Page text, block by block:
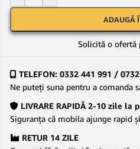
ADAUGĂ
Solicită o ofertă
TELEFON: 0332 441 991 /
Ne puteţi suna pentru a comanda
LIVRARE RAPIDĂ 2-10 zile la
Siguranţa că mobila ajunge rapid
RETUR 14 ZILE